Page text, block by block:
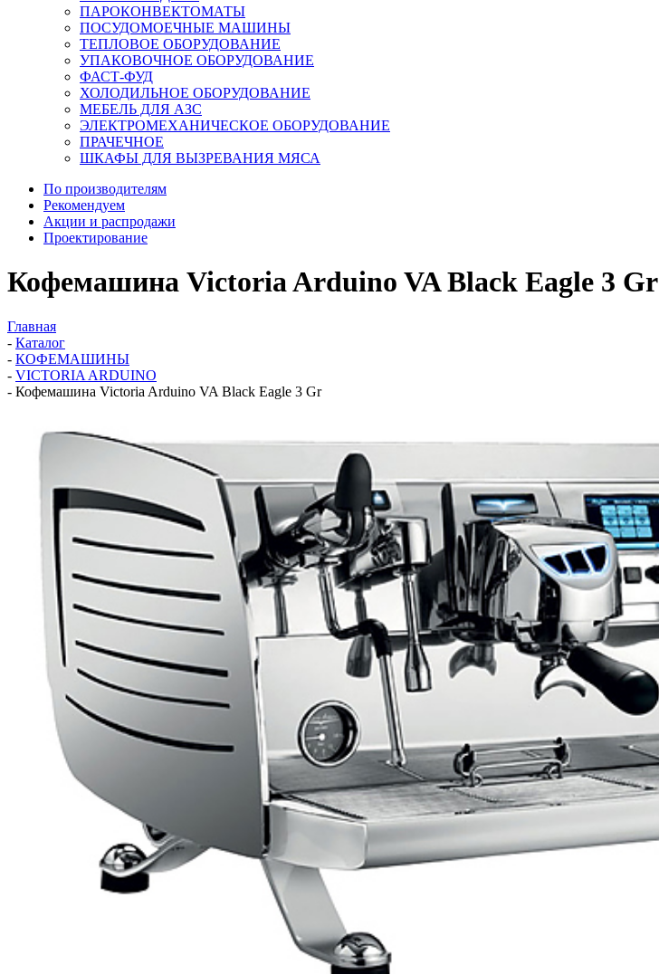
ПАРОКОНВЕКТОМАТЫ
ПОСУДОМОЕЧНЫЕ МАШИНЫ
ТЕПЛОВОЕ ОБОРУДОВАНИЕ
УПАКОВОЧНОЕ ОБОРУДОВАНИЕ
ФАСТ-ФУД
ХОЛОДИЛЬНОЕ ОБОРУДОВАНИЕ
МЕБЕЛЬ ДЛЯ АЗС
ЭЛЕКТРОМЕХАНИЧЕСКОЕ ОБОРУДОВАНИЕ
ПРАЧЕЧНОЕ
ШКАФЫ ДЛЯ ВЫЗРЕВАНИЯ МЯСА
По производителям
Рекомендуем
Акции и распродажи
Проектирование
Кофемашина Victoria Arduino VA Black Eagle 3 Gr
Главная
- Каталог
- КОФЕМАШИНЫ
- VICTORIA ARDUINO
- Кофемашина Victoria Arduino VA Black Eagle 3 Gr